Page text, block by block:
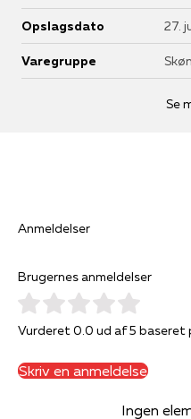
Opslagsdato 27.
Varegruppe
Se
Anmeldelser
Brugernes anmeldelser
Vurderet 0.0 ud af 5 baseret
Skriv en anmeldelse
Ingen